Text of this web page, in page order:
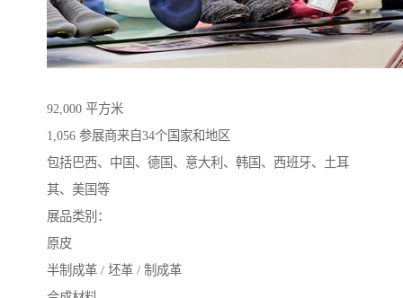
92,000 平方米
1,056 参展商来自34个国家和地区
包括巴西、中国、德国、意大利、韩国、西班牙、土耳
其、美国等
展品类别：
原皮
半制成革 / 坯革 / 制成革